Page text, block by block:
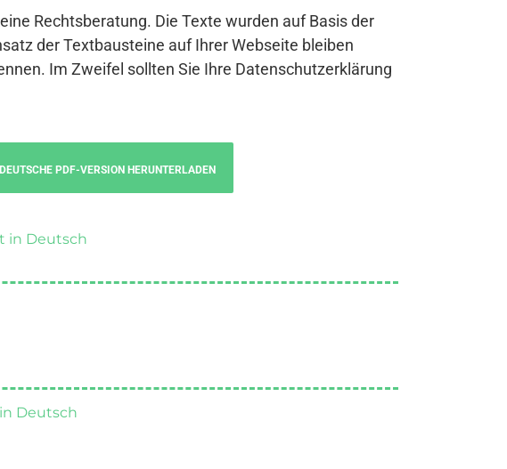
Rechtsberatung. Die Texte wurden auf Basis der
der Textbausteine auf Ihrer Webseite bleiben
Im Zweifel sollten Sie Ihre Datenschutzerklärung
DEUTSCHE PDF-VERSION HERUNTERLADEN
in Deutsch
Deutsch